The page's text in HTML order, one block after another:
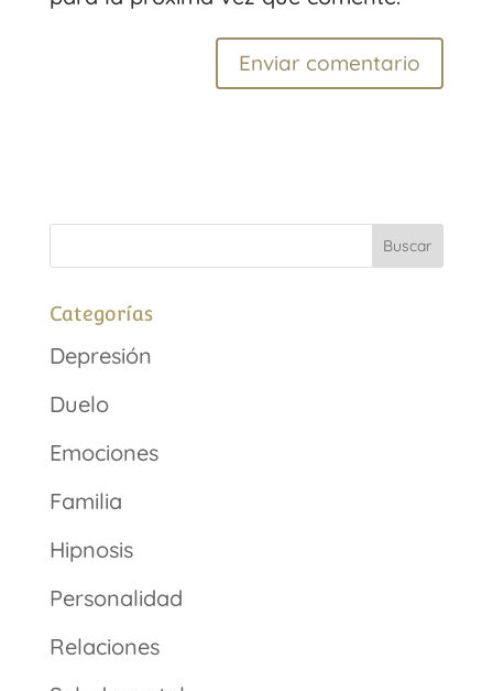
Categorías
Depresión
Duelo
Emociones
Familia
Hipnosis
Personalidad
Relaciones